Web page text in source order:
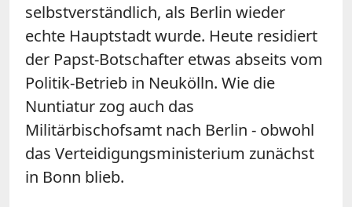
selbstverständlich, als Berlin wieder
echte Hauptstadt wurde. Heute residiert
der Papst-Botschafter etwas abseits vom
Politik-Betrieb in Neukölln. Wie die
Nuntiatur zog auch das
Militärbischofsamt nach Berlin - obwohl
das Verteidigungsministerium zunächst
in Bonn blieb.